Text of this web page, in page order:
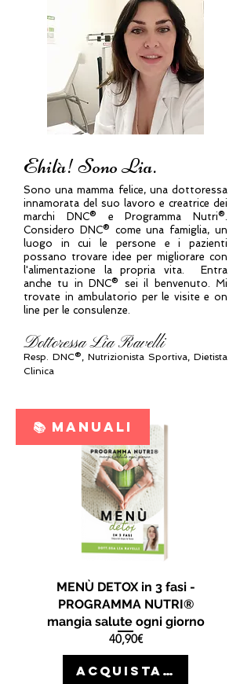
Ehilà! Sono Lia.
Sono una mamma felice, una dottoressa
innamorata del suo lavoro e creatrice dei
marchi DNC® e Programma Nutri®.
Considero DNC® come una famiglia, un
luogo in cui le persone e i pazienti
possano trovare idee per migliorare con
l'alimentazione la propria vita. Entra
anche tu in DNC® sei il benvenuto. Mi
trovate in ambulatorio per le visite e on
line per le consulenze.
Dottoressa Lia Ravelli
Resp. DNC®, Nutrizionista Sportiva, Dietista
Clinica
📚 MANUALI
MENÙ DETOX in 3 fasi -
PROGRAMMA NUTRI®
mangia salute ogni giorno
40,90€Prezzo
ACQUISTA >>